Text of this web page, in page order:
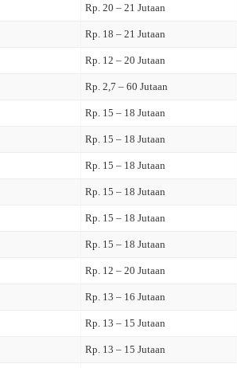
Rp. 20 – 21 Jutaan
Rp. 18 – 21 Jutaan
Rp. 12 – 20 Jutaan
Rp. 2,7 – 60 Jutaan
Rp. 15 – 18 Jutaan
Rp. 15 – 18 Jutaan
Rp. 15 – 18 Jutaan
Rp. 15 – 18 Jutaan
Rp. 15 – 18 Jutaan
Rp. 15 – 18 Jutaan
Rp. 12 – 20 Jutaan
Rp. 13 – 16 Jutaan
Rp. 13 – 15 Jutaan
Rp. 13 – 15 Jutaan